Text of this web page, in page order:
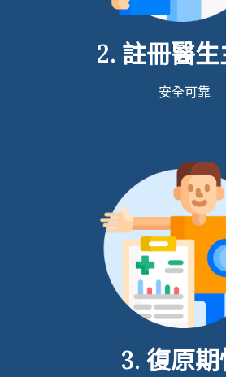
2. 註冊醫
安全可靠
3. 復原期